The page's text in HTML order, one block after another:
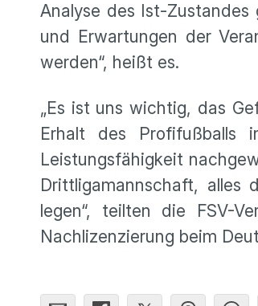
Analyse des Ist-Zustandes
und Erwartungen der
werden“, heißt es.
„Es ist uns wichtig, das
Erhalt des Profifußballs
Leistungsfähigkeit
Drittligamannschaft, alles
legen“, teilten die FSV-
Nachlizenzierung beim